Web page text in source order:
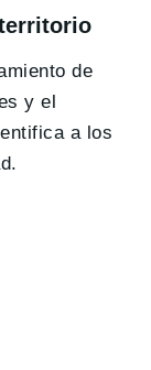
de
y el
a los